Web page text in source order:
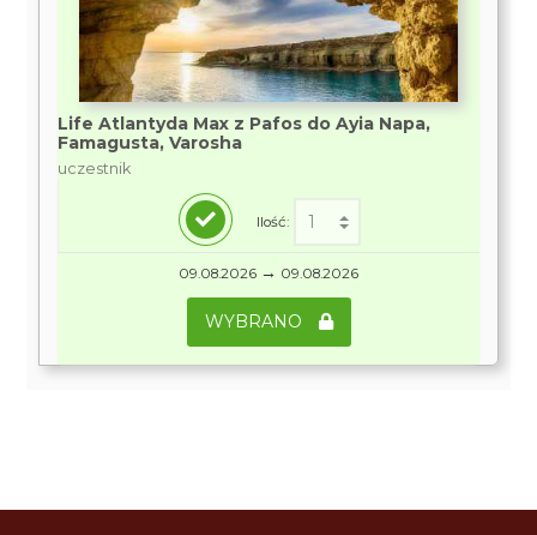
Life Atlantyda Max z Pafos do Ayia Napa,
Famagusta, Varosha
uczestnik
Ilość:
09.08.2026 → 09.08.2026
WYBRANO